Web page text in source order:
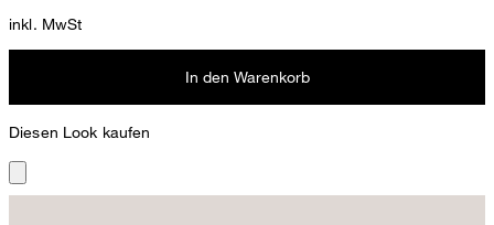
inkl. MwSt
In den Warenkorb
Diesen Look kaufen